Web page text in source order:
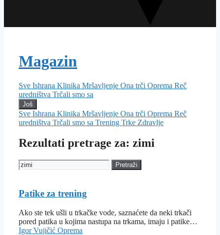
Magazin
Sve Ishrana Klinika Mršavljenje Ona trči Oprema Reč
uredništva Trčali smo sa
Još
Sve Ishrana Klinika Mršavljenje Ona trči Oprema Reč
uredništva Trčali smo sa Trening Trke Zdravlje
Rezultati pretrage za: zimi
Pretraži
Patike za trening
Ako ste tek ušli u trkačke vode, saznaćete da neki trkači
pored patika u kojima nastupa na trkama, imaju i patike…
Igor Vujičić Oprema